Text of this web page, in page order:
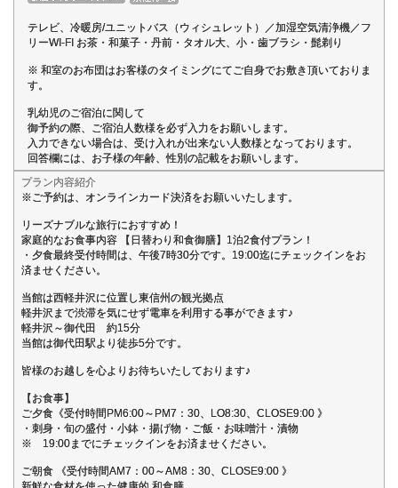
テレビ、冷暖房/ユニットバス（ウィシュレット）／加湿空気清浄機／フ
リーWI-FI お茶・和菓子・丹前・タオル大、小・歯ブラシ・髭剃り
※ 和室のお布団はお客様のタイミングにてご自身でお敷き頂いておりま
す。
乳幼児のご宿泊に関して
御予約の際、ご宿泊人数様を必ず入力をお願いします。
入力できない場合は、受け入れが出来ない人数様となっております。
回答欄には、お子様の年齢、性別の記載をお願いします。
プラン内容紹介
※ご予約は、オンラインカード決済をお願いいたします。
リーズナブルな旅行におすすめ！
家庭的なお食事内容 【日替わり和食御膳】1泊2食付プラン！
・夕食最終受付時間は、午後7時30分です。19:00迄にチェックインをお
済ませください。
当館は西軽井沢に位置し東信州の観光拠点
軽井沢まで渋滞を気にせず電車を利用する事ができます♪
軽井沢～御代田 約15分
当館は御代田駅より徒歩5分です。
皆様のお越しを心よりお待ちいたしております♪
【お食事】
ご夕食《受付時間PM6:00～PM7：30、LO8:30、CLOSE9:00 》
・刺身・旬の盛付・小鉢・揚げ物・ご飯・お味噌汁・漬物
※ 19:00までにチェックインをお済ませください。
ご朝食 《受付時間AM7：00～AM8：30、CLOSE9:00 》